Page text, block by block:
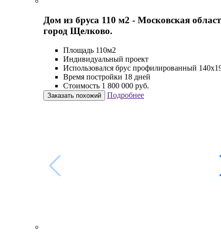
Дом из бруса 110 м2 - Московская
город Щелково.
Площадь 110м2
Индивидуальный проект
Использовался брус профилированный
Время постройки 18 дней
Стоимость 1 800 000 руб.
Заказать похожий Подробнее